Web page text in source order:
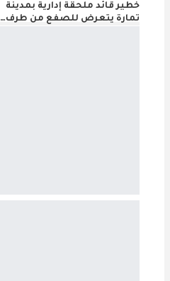
خطير قائد ملحقة إدارية بمدينة
تمارة يتعرض للصفع من طرف…